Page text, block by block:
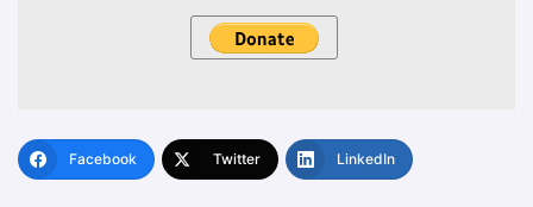
Facebook Twitter LinkedIn